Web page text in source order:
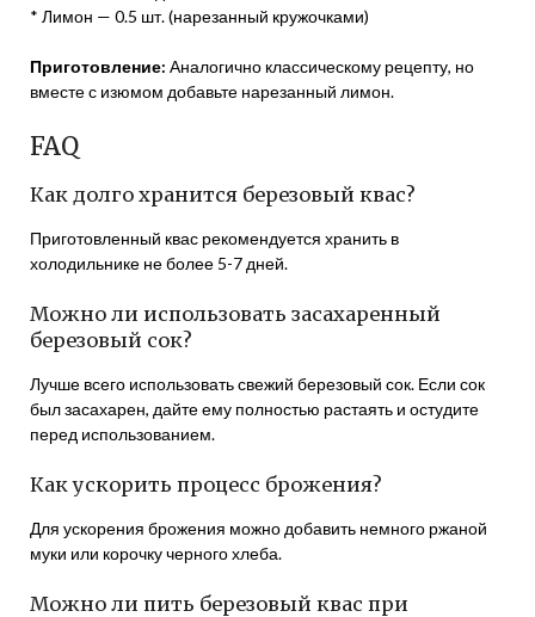
* Лимон — 0.5 шт. (нарезанный кружочками)
Приготовление: Аналогично классическому рецепту, но
вместе с изюмом добавьте нарезанный лимон.
FAQ
Как долго хранится березовый квас?
Приготовленный квас рекомендуется хранить в
холодильнике не более 5-7 дней.
Можно ли использовать засахаренный
березовый сок?
Лучше всего использовать свежий березовый сок. Если сок
был засахарен, дайте ему полностью растаять и остудите
перед использованием.
Как ускорить процесс брожения?
Для ускорения брожения можно добавить немного ржаной
муки или корочку черного хлеба.
Можно ли пить березовый квас при